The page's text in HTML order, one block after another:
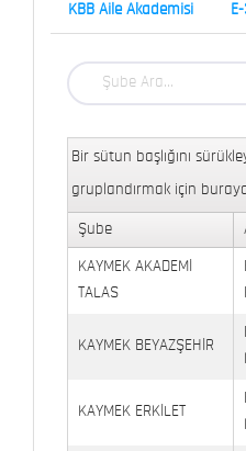
KBB Aile Akademisi
Bir sütun başlığını
gruplandırmak için buraya
Şube
KAYMEK AKADEMİ
TALAS
KAYMEK BEYAZŞEHİR
KAYMEK ERKİLET